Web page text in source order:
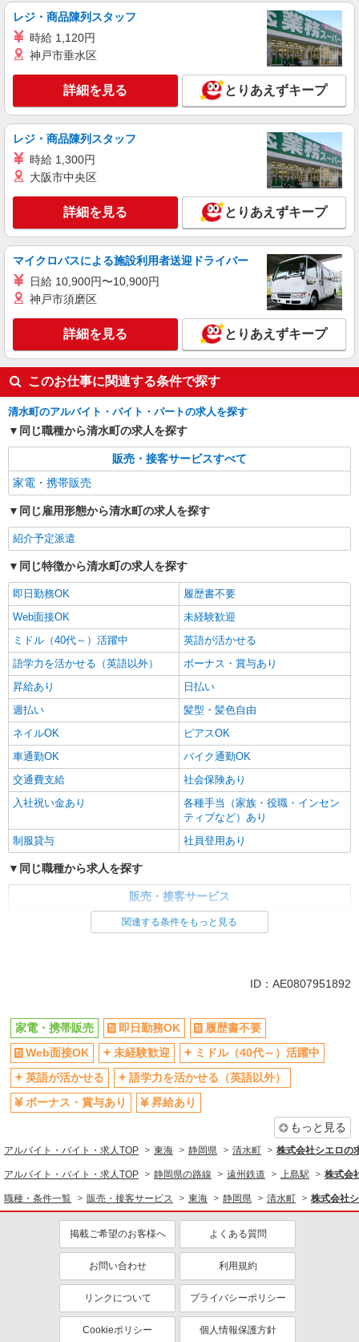
レジ・商品陳列スタッフ
時給 1,120円
神戸市垂水区
詳細を見る とりあえずキープ
レジ・商品陳列スタッフ
時給 1,300円
大阪市中央区
詳細を見る とりあえずキープ
マイクロバスによる施設利用者送迎ドライバー
日給 10,900円〜10,900円
神戸市須磨区
詳細を見る とりあえずキープ
このお仕事に関連する条件で探す
清水町のアルバイト・バイト・パートの求人を探す
同じ職種から清水町の求人を探す
販売・接客サービスすべて
家電・携帯販売
同じ雇用形態から清水町の求人を探す
紹介予定派遣
同じ特徴から清水町の求人を探す
即日勤務OK
履歴書不要
Web面接OK
未経験歓迎
ミドル（40代～）活躍中
英語が活かせる
語学力を活かせる（英語以外）
ボーナス・賞与あり
昇給あり
日払い
週払い
髪型・髪色自由
ネイルOK
ピアスOK
車通勤OK
バイク通勤OK
交通費支給
社会保険あり
入社祝い金あり
各種手当（家族・役職・インセン
ティブなど）あり
制服貸与
社員登用あり
同じ職種から求人を探す
販売・接客サービス
日払い
車通勤OK
交通費支給
社会保険あり
社員登用あり
関連する条件をもっと見る
ID：AE0807951892
家電・携帯販売 即日勤務OK
履歴書不要
Web面接OK
未経験歓迎
ミドル（40代～）活躍中
英語が活かせる
語学力を活かせる（英語以外）
ボーナス・賞与あり
昇給あり
もっと見る
アルバイト・バイト・求人TOP 東海 静岡県 清水町 株式会社シエロの
アルバイト・バイト・求人TOP 静岡県の路線 遠州鉄道 上島駅 株式会
職種・条件一覧 販売・接客サービス 東海 静岡県 清水町 株式会社
掲載ご希望のお客様へ よくある質問
お問い合わせ 利用規約
リンクについて プライバシーポリシー
Cookieポリシー 個人情報保護方針